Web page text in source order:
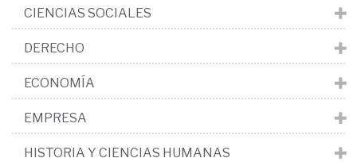
CIENCIAS SOCIALES
DERECHO
ECONOMÍA
EMPRESA
HISTORIA Y CIENCIAS HUMANAS